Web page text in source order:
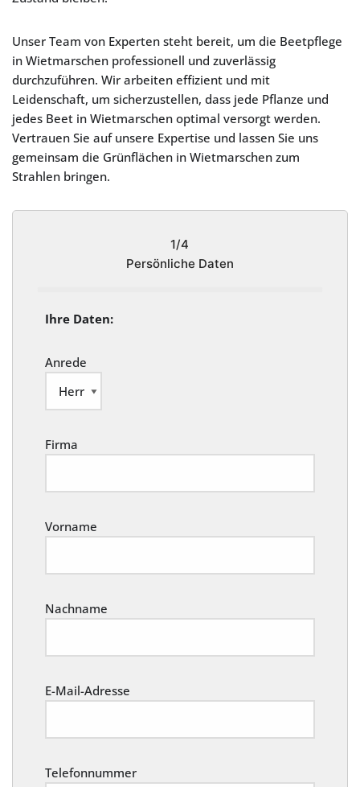
Unser Team von Experten steht bereit, um die Beetpflege
in Wietmarschen professionell und zuverlässig
durchzuführen. Wir arbeiten effizient und mit
Leidenschaft, um sicherzustellen, dass jede Pflanze und
jedes Beet in Wietmarschen optimal versorgt werden.
Vertrauen Sie auf unsere Expertise und lassen Sie uns
gemeinsam die Grünflächen in Wietmarschen zum
Strahlen bringen.
1/4
Persönliche Daten
Ihre Daten:
Anrede
Firma
Vorname
Nachname
E-Mail-Adresse
Telefonnummer